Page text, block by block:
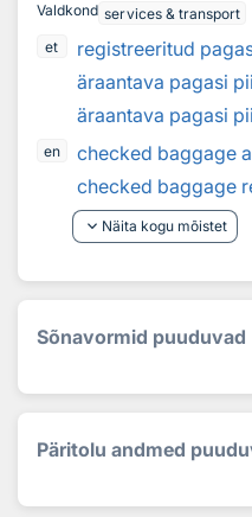
Valdkond services & transport
et
registreeritud
äraantava pagasi
äraantava pagasi
en
checked baggage
checked baggage
keyboard_arrow_down Näita kogu mõistet
Sõnavormid puuduvad
Päritolu andmed